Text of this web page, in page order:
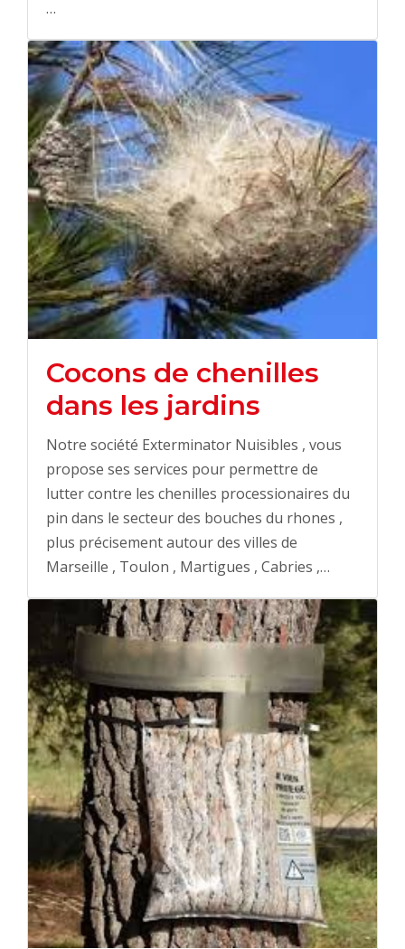
…
Cocons de chenilles
dans les jardins
Notre société Exterminator Nuisibles , vous
propose ses services pour permettre de
lutter contre les chenilles processionaires du
pin dans le secteur des bouches du rhones ,
plus précisement autour des villes de
Marseille , Toulon , Martigues , Cabries ,…